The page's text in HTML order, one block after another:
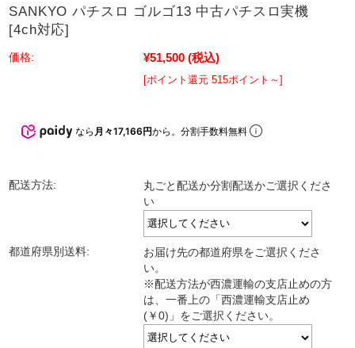
SANKYO パチスロ ゴルゴ13 中古パチスロ実機
[4ch対応]
価格: ¥51,500 (税込)
[ポイント還元 515ポイント～]
なら 月々17,166円から。分割手数料無料
配送方法:
丸ごと配送か分割配送かご選択くださ
い
都道府県別送料:
お届け先の都道府県をご選択くださ
い。
※配送方法が西濃運輸の支店止めの方
は、一番上の「西濃運輸支店止め
(￥0)」をご選択ください。